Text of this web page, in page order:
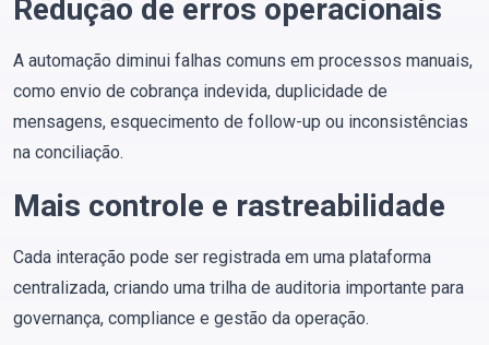
Redução de erros operacionais
A automação diminui falhas comuns em processos manuais,
como envio de cobrança indevida, duplicidade de
mensagens, esquecimento de follow-up ou inconsistências
na conciliação.
Mais controle e rastreabilidade
Cada interação pode ser registrada em uma plataforma
centralizada, criando uma trilha de auditoria importante para
governança, compliance e gestão da operação.